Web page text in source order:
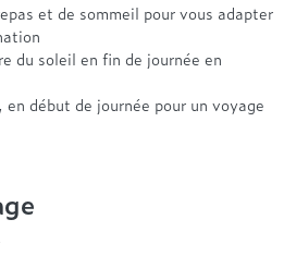
et de sommeil pour vous adapter
du soleil en fin de journée en
en début de journée pour un voyage